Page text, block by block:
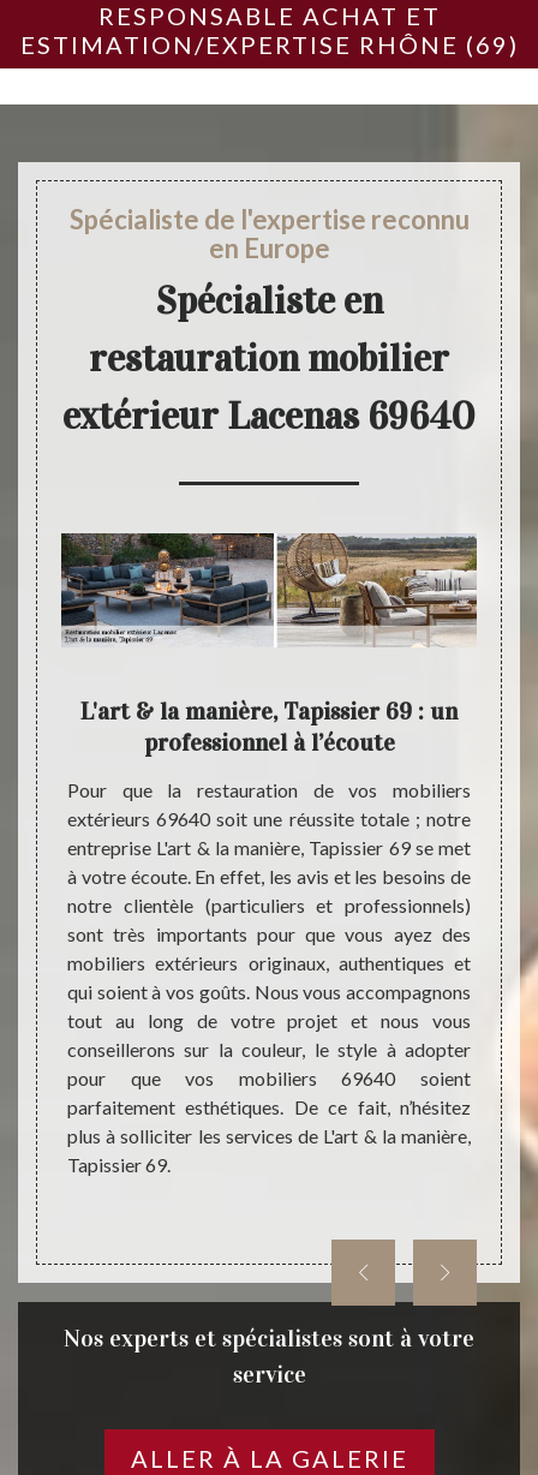
RESPONSABLE ACHAT ET
ESTIMATION/EXPERTISE RHÔNE (69)
Spécialiste de l'expertise reconnu
en Europe
Spécialiste en
restauration mobilier
extérieur Lacenas 69640
pas
le
le
la
etc.
& la
de
à un
De
une
à
L'art & la manière, Tapissier 69 : un
professionnel à l’écoute
Pour que la restauration de vos mobiliers
extérieurs 69640 soit une réussite totale ; notre
entreprise L'art & la manière, Tapissier 69 se met
à votre écoute. En effet, les avis et les besoins de
notre clientèle (particuliers et professionnels)
sont très importants pour que vous ayez des
mobiliers extérieurs originaux, authentiques et
qui soient à vos goûts. Nous vous accompagnons
tout au long de votre projet et nous vous
conseillerons sur la couleur, le style à adopter
pour que vos mobiliers 69640 soient
parfaitement esthétiques. De ce fait, n’hésitez
plus à solliciter les services de L'art & la manière,
Tapissier 69.
de
à
en
pour
Nos experts et spécialistes sont à votre
service
ALLER À LA GALERIE